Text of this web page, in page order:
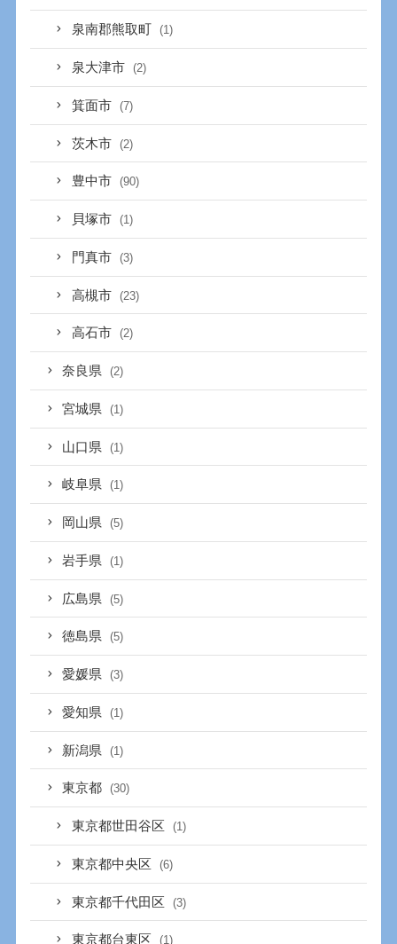
泉南郡熊取町 (1)
泉大津市 (2)
箕面市 (7)
茨木市 (2)
豊中市 (90)
貝塚市 (1)
門真市 (3)
高槻市 (23)
高石市 (2)
奈良県 (2)
宮城県 (1)
山口県 (1)
岐阜県 (1)
岡山県 (5)
岩手県 (1)
広島県 (5)
徳島県 (5)
愛媛県 (3)
愛知県 (1)
新潟県 (1)
東京都 (30)
東京都世田谷区 (1)
東京都中央区 (6)
東京都千代田区 (3)
東京都台東区 (1)